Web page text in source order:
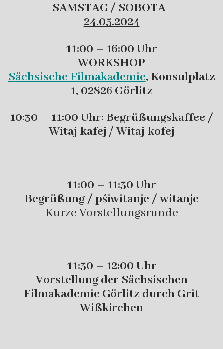
SAMSTAG / SOBOTA
24.05.2024
11:00 – 16:00 Uhr
WORKSHOP
Sächsische Filmakademie, Konsulplatz
1, 02826 Görlitz
10:30 – 11:00 Uhr: Begrüßungskaffee /
Witaj-kafej / Witaj-kofej
11:00 – 11:30 Uhr
Begrüßung / pśiwitanje / witanje
Kurze Vorstellungsrunde
11:30 – 12:00 Uhr
Vorstellung der Sächsischen
Filmakademie Görlitz durch Grit
Wißkirchen